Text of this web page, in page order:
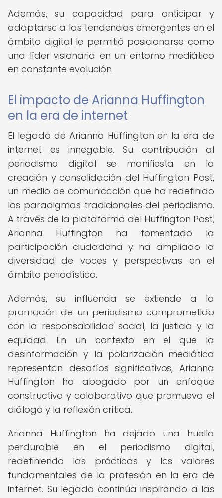
Además, su capacidad para anticipar y
adaptarse a las tendencias emergentes en el
ámbito digital le permitió posicionarse como
una líder visionaria en un entorno mediático
en constante evolución.
El impacto de Arianna Huffington
en la era de internet
El legado de Arianna Huffington en la era de
internet es innegable. Su contribución al
periodismo digital se manifiesta en la
creación y consolidación del Huffington Post,
un medio de comunicación que ha redefinido
los paradigmas tradicionales del periodismo.
A través de la plataforma del Huffington Post,
Arianna Huffington ha fomentado la
participación ciudadana y ha ampliado la
diversidad de voces y perspectivas en el
ámbito periodístico.
Además, su influencia se extiende a la
promoción de un periodismo comprometido
con la responsabilidad social, la justicia y la
equidad. En un contexto en el que la
desinformación y la polarización mediática
representan desafíos significativos, Arianna
Huffington ha abogado por un enfoque
constructivo y colaborativo que promueva el
diálogo y la reflexión crítica.
Arianna Huffington ha dejado una huella
perdurable en el periodismo digital,
redefiniendo las prácticas y los valores
fundamentales de la profesión en la era de
internet. Su legado continúa inspirando a las